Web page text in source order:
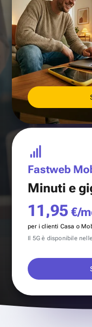
Fastweb
Minuti e
11,95 €/
per i clienti Casa o
Il 5G è disponibile